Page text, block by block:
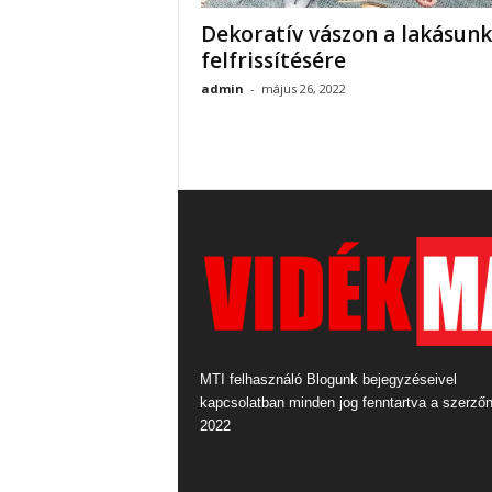
Dekoratív vászon a lakásunk
felfrissítésére
admin - május 26, 2022
MTI felhasználó Blogunk bejegyzéseivel
kapcsolatban minden jog fenntartva a
2022